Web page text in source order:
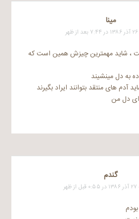
مینا
، شاید مهمترین چیزش همین است که
به دل مینشیند
آدم های منتقد بتوانند ایراد بگیرند
دل من
گندم